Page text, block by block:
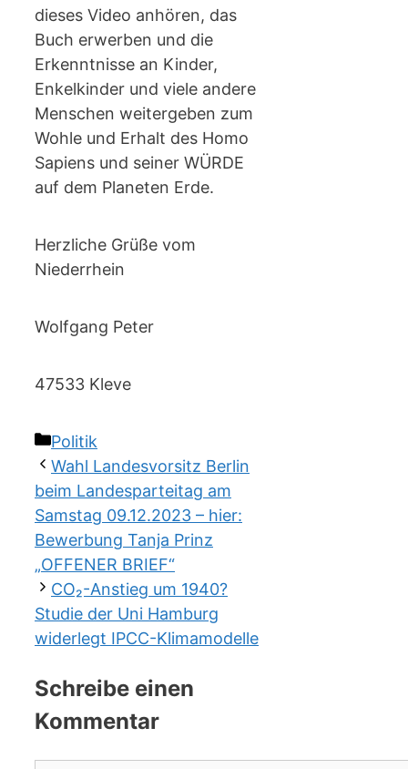
dieses Video anhören, das
Buch erwerben und die
Erkenntnisse an Kinder,
Enkelkinder und viele andere
Menschen weitergeben zum
Wohle und Erhalt des Homo
Sapiens und seiner WÜRDE
auf dem Planeten Erde.
Herzliche Grüße vom
Niederrhein
Wolfgang Peter
47533 Kleve
Kategorien
Politik
Wahl Landesvorsitz Berlin
beim Landesparteitag am
Samstag 09.12.2023 – hier:
Bewerbung Tanja Prinz
„OFFENER BRIEF“
CO₂-Anstieg um 1940?
Studie der Uni Hamburg
widerlegt IPCC-Klimamodelle
Schreibe einen
Kommentar